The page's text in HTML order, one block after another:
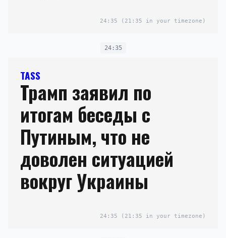
24:35 (21:35 in your timezone)
24:35
TASS
Трамп заявил по
итогам беседы с
Путиным, что не
доволен ситуацией
вокруг Украины
24:35 (21:35 in your timezone)